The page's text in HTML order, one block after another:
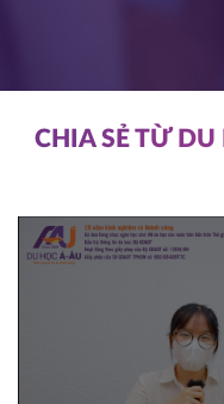
HOT
10/03/2026
14h00
ĐĂNG
CHIA SẺ TỪ